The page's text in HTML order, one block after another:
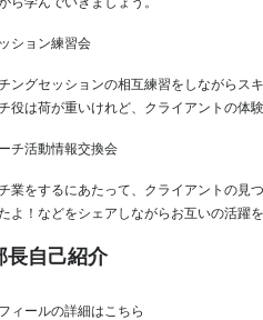
ション練習会
ングセッションの相互練習をしながらス
役は荷が重いけれど、クライアントの体
チ活動情報交換会
業をするにあたって、クライアントの見
よ！などをシェアしながらお互いの活躍
長自己紹介
ィールの詳細はこちら